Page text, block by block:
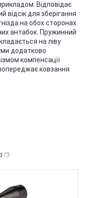
Відповідає
для зберігання
на обох сторонах
антабок. Пружинний
на ліву
додатково
компенсації
ковзання